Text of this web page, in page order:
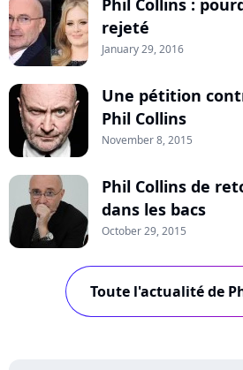
Phil Collins :
rejeté
January 29, 2016
Une pétition
Phil Collins
November 8, 2015
Phil Collins de
dans les bacs
October 29, 2015
Toute l'actualité de